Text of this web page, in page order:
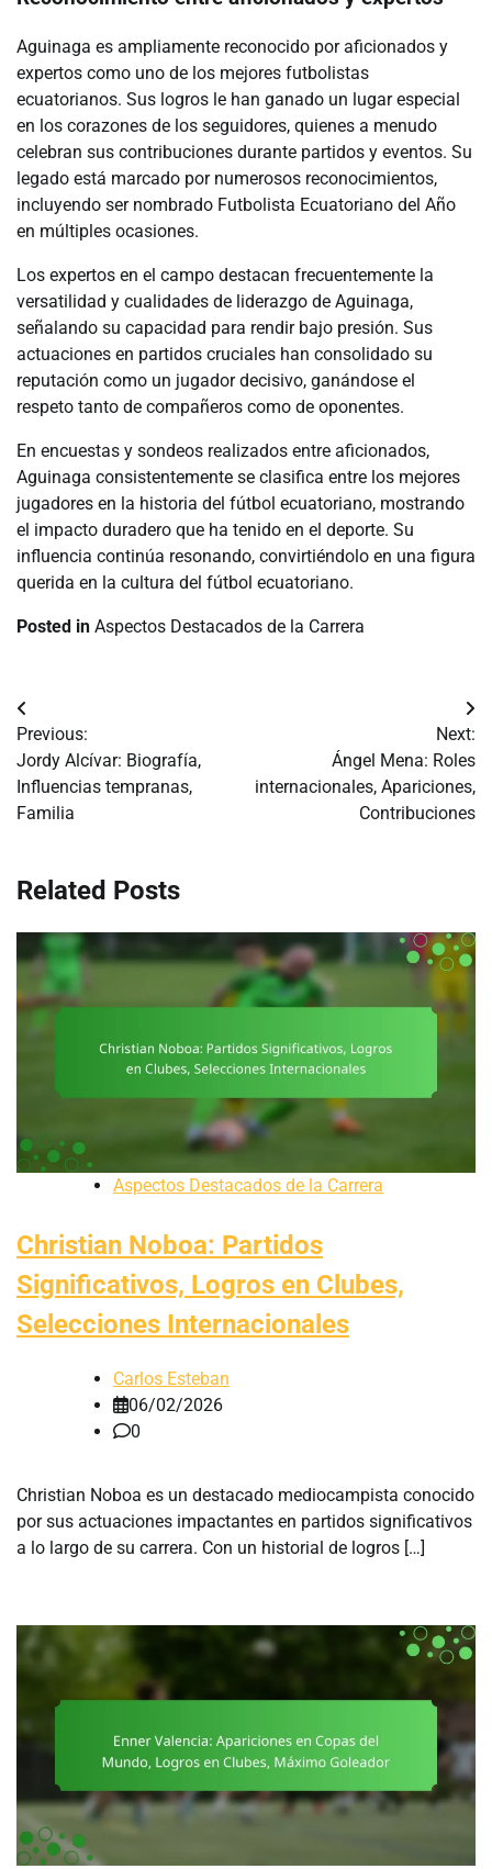
Aguinaga es ampliamente reconocido por aficionados y
expertos como uno de los mejores futbolistas
ecuatorianos. Sus logros le han ganado un lugar especial
en los corazones de los seguidores, quienes a menudo
celebran sus contribuciones durante partidos y eventos. Su
legado está marcado por numerosos reconocimientos,
incluyendo ser nombrado Futbolista Ecuatoriano del Año
en múltiples ocasiones.
Los expertos en el campo destacan frecuentemente la
versatilidad y cualidades de liderazgo de Aguinaga,
señalando su capacidad para rendir bajo presión. Sus
actuaciones en partidos cruciales han consolidado su
reputación como un jugador decisivo, ganándose el
respeto tanto de compañeros como de oponentes.
En encuestas y sondeos realizados entre aficionados,
Aguinaga consistentemente se clasifica entre los mejores
jugadores en la historia del fútbol ecuatoriano, mostrando
el impacto duradero que ha tenido en el deporte. Su
influencia continúa resonando, convirtiéndolo en una figura
querida en la cultura del fútbol ecuatoriano.
Posted in Aspectos Destacados de la Carrera
Post
navigation
Previous:
Jordy Alcívar: Biografía,
Influencias tempranas,
Familia
Next:
Ángel Mena: Roles
internacionales, Apariciones,
Contribuciones
Related Posts
Aspectos Destacados de la Carrera
Christian Noboa: Partidos
Significativos, Logros en Clubes,
Selecciones Internacionales
Carlos Esteban
06/02/2026
0
Christian Noboa es un destacado mediocampista conocido
por sus actuaciones impactantes en partidos significativos
a lo largo de su carrera. Con un historial de logros […]